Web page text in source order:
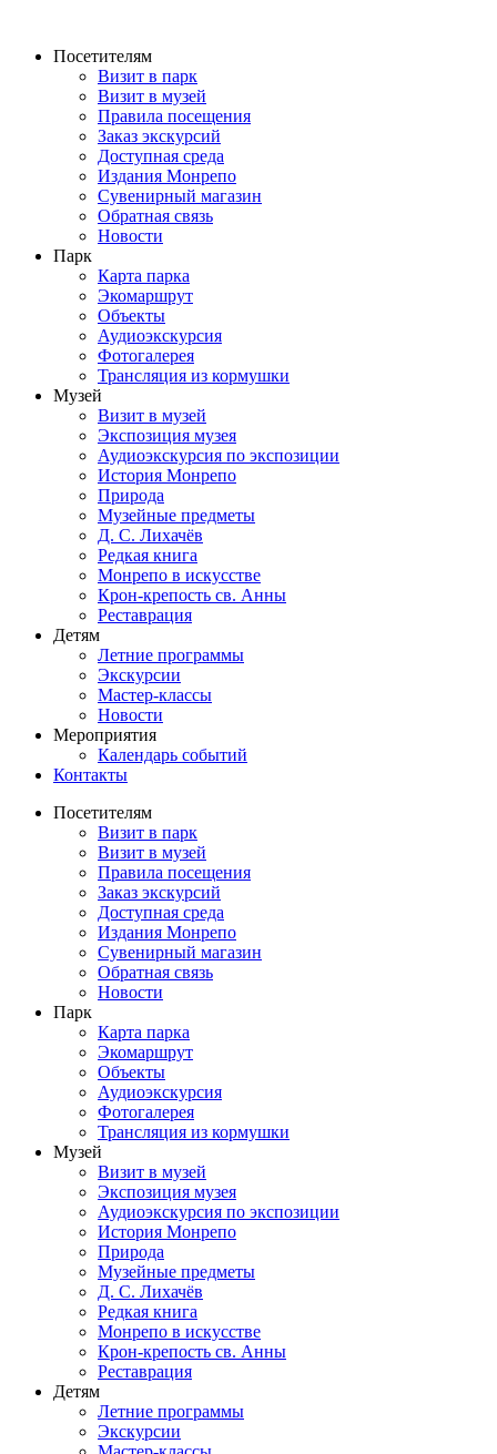
содержимому
Посетителям
Визит в парк
Визит в музей
Правила посещения
Заказ экскурсий
Доступная среда
Издания Монрепо
Сувенирный магазин
Обратная связь
Новости
Парк
Карта парка
Экомаршрут
Объекты
Аудиоэкскурсия
Фотогалерея
Трансляция из кормушки
Музей
Визит в музей
Экспозиция музея
Аудиоэкскурсия по экспозиции
История Монрепо
Природа
Музейные предметы
Д. С. Лихачёв
Редкая книга
Монрепо в искусстве
Крон-крепость св. Анны
Реставрация
Детям
Летние программы
Экскурсии
Мастер-классы
Новости
Мероприятия
Календарь событий
Контакты
Посетителям
Визит в парк
Визит в музей
Правила посещения
Заказ экскурсий
Доступная среда
Издания Монрепо
Сувенирный магазин
Обратная связь
Новости
Парк
Карта парка
Экомаршрут
Объекты
Аудиоэкскурсия
Фотогалерея
Трансляция из кормушки
Музей
Визит в музей
Экспозиция музея
Аудиоэкскурсия по экспозиции
История Монрепо
Природа
Музейные предметы
Д. С. Лихачёв
Редкая книга
Монрепо в искусстве
Крон-крепость св. Анны
Реставрация
Детям
Летние программы
Экскурсии